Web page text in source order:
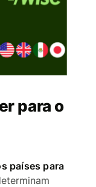
para o
países para